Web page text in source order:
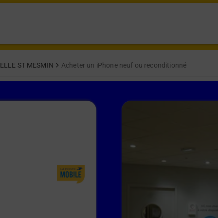
ST MESMIN Acheter un iPhone neuf ou reconditionné